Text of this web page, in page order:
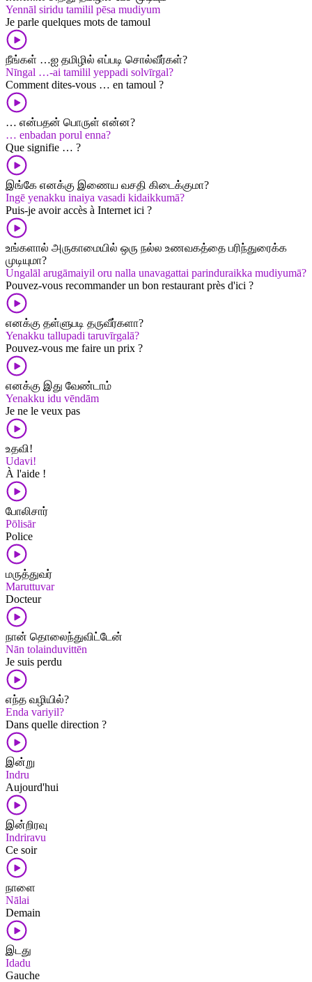
Yennāl siridu tamilil pēsa mudiyum
Je parle quelques mots de tamoul
நீங்கள் …ஐ தமிழில் எப்படி சொல்வீர்கள்?
Nīngal …-ai tamilil yeppadi solvīrgal?
Comment dites-vous … en tamoul ?
… என்பதன் பொருள் என்ன?
… enbadan porul enna?
Que signifie … ?
இங்கே எனக்கு இணைய வசதி கிடைக்குமா?
Ingē yenakku inaiya vasadi kidaikkumā?
Puis-je avoir accès à Internet ici ?
உங்களால் அருகாமையில் ஒரு நல்ல உணவகத்தை பரிந்துரைக்க
முடியுமா?
Ungalāl arugāmaiyil oru nalla unavagattai parinduraikka mudiyumā?
Pouvez-vous recommander un bon restaurant près d'ici ?
எனக்கு தள்ளுபடி தருவீர்களா?
Yenakku tallupadi taruvīrgalā?
Pouvez-vous me faire un prix ?
எனக்கு இது வேண்டாம்
Yenakku idu vēndām
Je ne le veux pas
உதவி!
Udavi!
À l'aide !
போலிசார்
Pōlisār
Police
மருத்துவர்
Maruttuvar
Docteur
நான் தொலைந்துவிட்டேன்
Nān tolainduvittēn
Je suis perdu
எந்த வழியில்?
Enda variyil?
Dans quelle direction ?
இன்று
Indru
Aujourd'hui
இன்றிரவு
Indriravu
Ce soir
நாளை
Nālai
Demain
இடது
Idadu
Gauche